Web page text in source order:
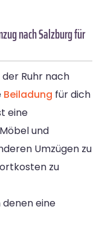
nach Salzburg für
Ruhr nach
Beiladung für dich
eine
und
Umzügen zu
zu
denen eine